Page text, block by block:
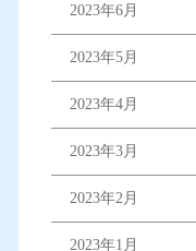
2023年6月
2023年5月
2023年4月
2023年3月
2023年2月
2023年1月